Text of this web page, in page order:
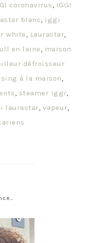
coronavirus, IGGI
blanc, iggi
white, Laurastar,
en laine, maison
défroisseur
à la maison,
, steamer iggi ,
laurastar, vapeur,